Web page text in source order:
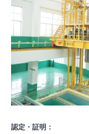
認定・証明：